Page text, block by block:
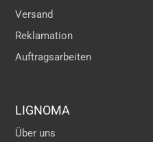
Versand
Reklamation
Auftragsarbeiten
LIGNOMA
Über uns